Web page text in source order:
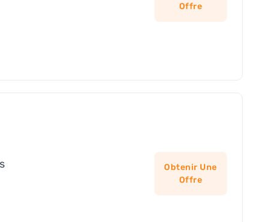
Offre
Obtenir Une
Offre